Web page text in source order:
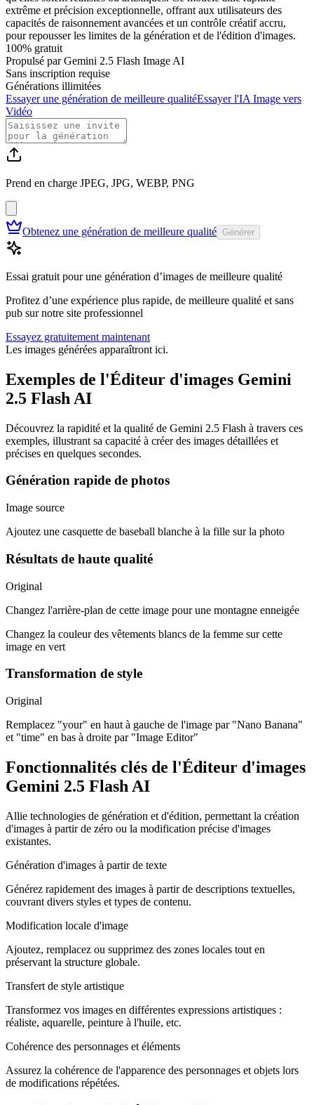
extrême et précision exceptionnelle, offrant aux utilisateurs des
capacités de raisonnement avancées et un contrôle créatif accru,
pour repousser les limites de la génération et de l'édition d'images.
100% gratuit
Propulsé par Gemini 2.5 Flash Image AI
Sans inscription requise
Générations illimitées
Essayer une génération de meilleure qualitéEssayer l'IA Image vers
Vidéo
Prend en charge JPEG, JPG, WEBP, PNG
Obtenez une génération de meilleure qualité Générer
Essai gratuit pour une génération d’images de meilleure qualité
Profitez d’une expérience plus rapide, de meilleure qualité et sans
pub sur notre site professionnel
Essayez gratuitement maintenant
Les images générées apparaîtront ici.
Exemples de l'Éditeur d'images Gemini
2.5 Flash AI
Découvrez la rapidité et la qualité de Gemini 2.5 Flash à travers ces
exemples, illustrant sa capacité à créer des images détaillées et
précises en quelques secondes.
Génération rapide de photos
Image source
Ajoutez une casquette de baseball blanche à la fille sur la photo
Résultats de haute qualité
Original
Changez l'arrière-plan de cette image pour une montagne enneigée
Changez la couleur des vêtements blancs de la femme sur cette
image en vert
Transformation de style
Original
Remplacez "your" en haut à gauche de l'image par "Nano Banana"
et "time" en bas à droite par "Image Editor"
Fonctionnalités clés de l'Éditeur d'images
Gemini 2.5 Flash AI
Allie technologies de génération et d'édition, permettant la création
d'images à partir de zéro ou la modification précise d'images
existantes.
Génération d'images à partir de texte
Générez rapidement des images à partir de descriptions textuelles,
couvrant divers styles et types de contenu.
Modification locale d'image
Ajoutez, remplacez ou supprimez des zones locales tout en
préservant la structure globale.
Transfert de style artistique
Transformez vos images en différentes expressions artistiques :
réaliste, aquarelle, peinture à l'huile, etc.
Cohérence des personnages et éléments
Assurez la cohérence de l'apparence des personnages et objets lors
de modifications répétées.